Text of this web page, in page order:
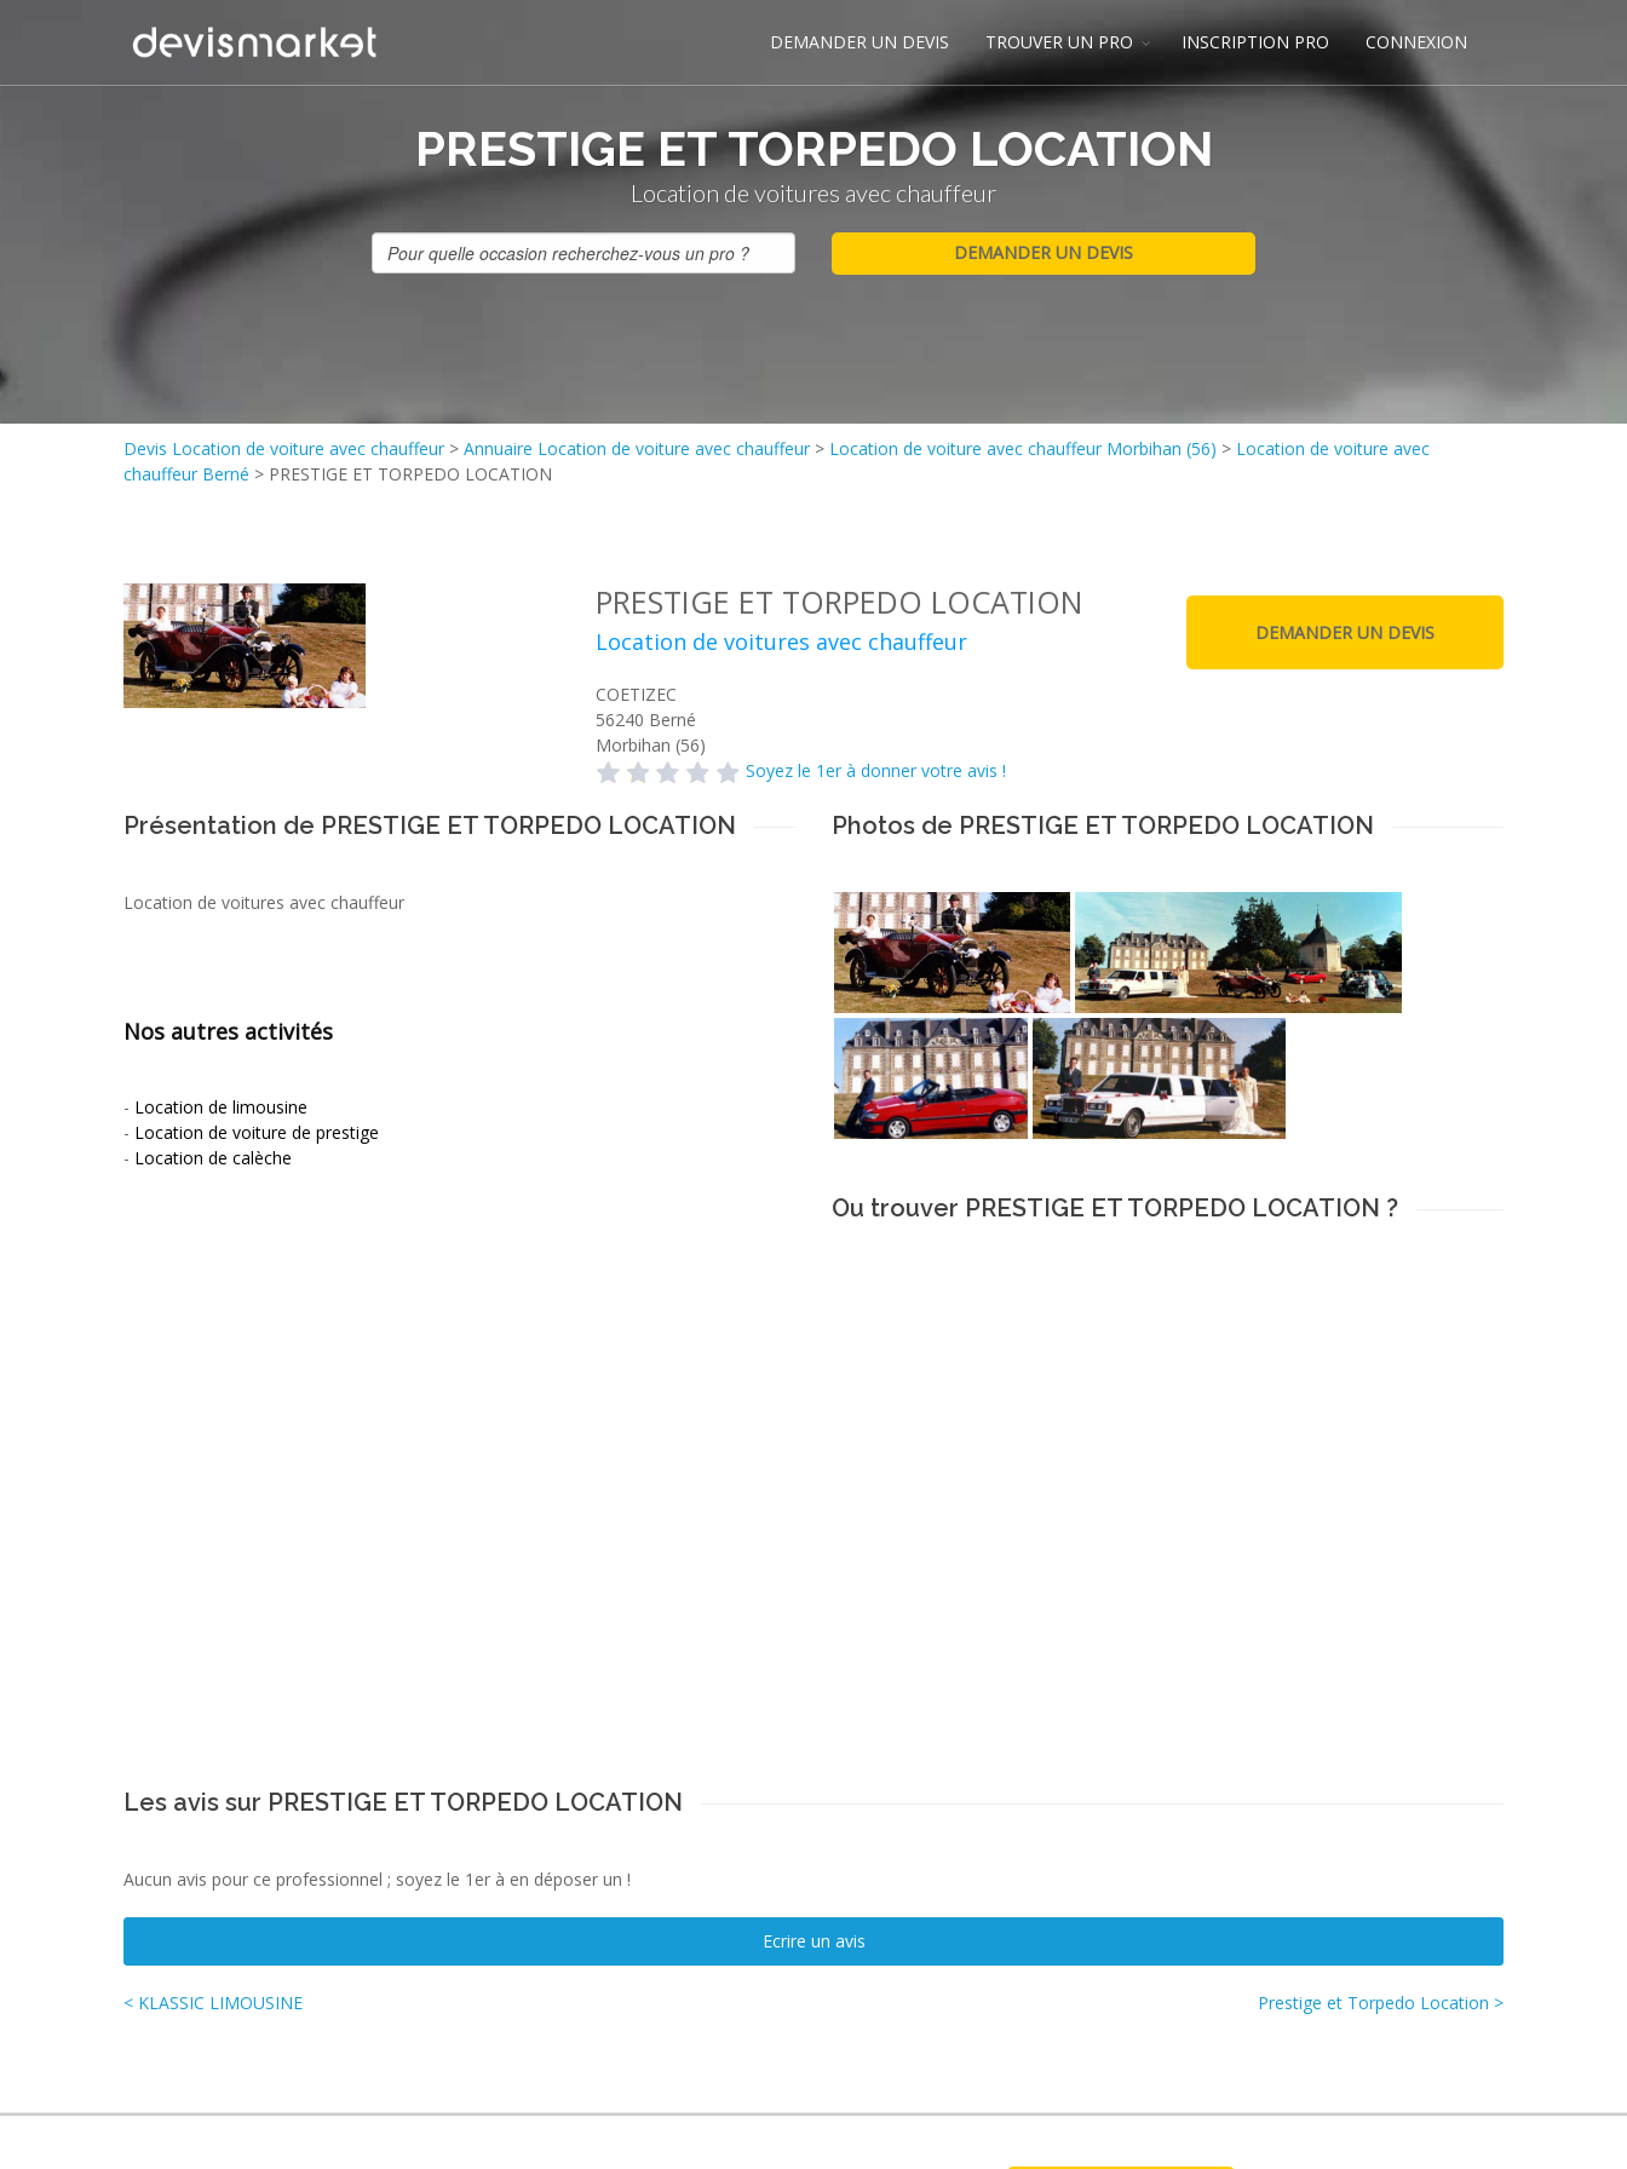
DEMANDER UN DEVIS TROUVER UN PRO INSCRIPTION PRO CONNEXION
PRESTIGE ET TORPEDO LOCATION
Location de voitures avec chauffeur
Devis Location de voiture avec chauffeur > Annuaire Location de voiture avec chauffeur > Location de voiture avec chauffeur Morbihan (56) > Location de voiture avec
chauffeur Berné > PRESTIGE ET TORPEDO LOCATION
PRESTIGE ET TORPEDO LOCATION
Location de voitures avec chauffeur
COETIZEC
56240 Berné
Morbihan (56)
Soyez le 1er à donner votre avis !
Présentation de PRESTIGE ET TORPEDO LOCATION
Location de voitures avec chauffeur
Nos autres activités
- Location de limousine
- Location de voiture de prestige
- Location de calèche
Photos de PRESTIGE ET TORPEDO LOCATION
Ou trouver PRESTIGE ET TORPEDO LOCATION ?
Les avis sur PRESTIGE ET TORPEDO LOCATION
Aucun avis pour ce professionnel ; soyez le 1er à en déposer un !
Ecrire un avis
< KLASSIC LIMOUSINE Prestige et Torpedo Location >